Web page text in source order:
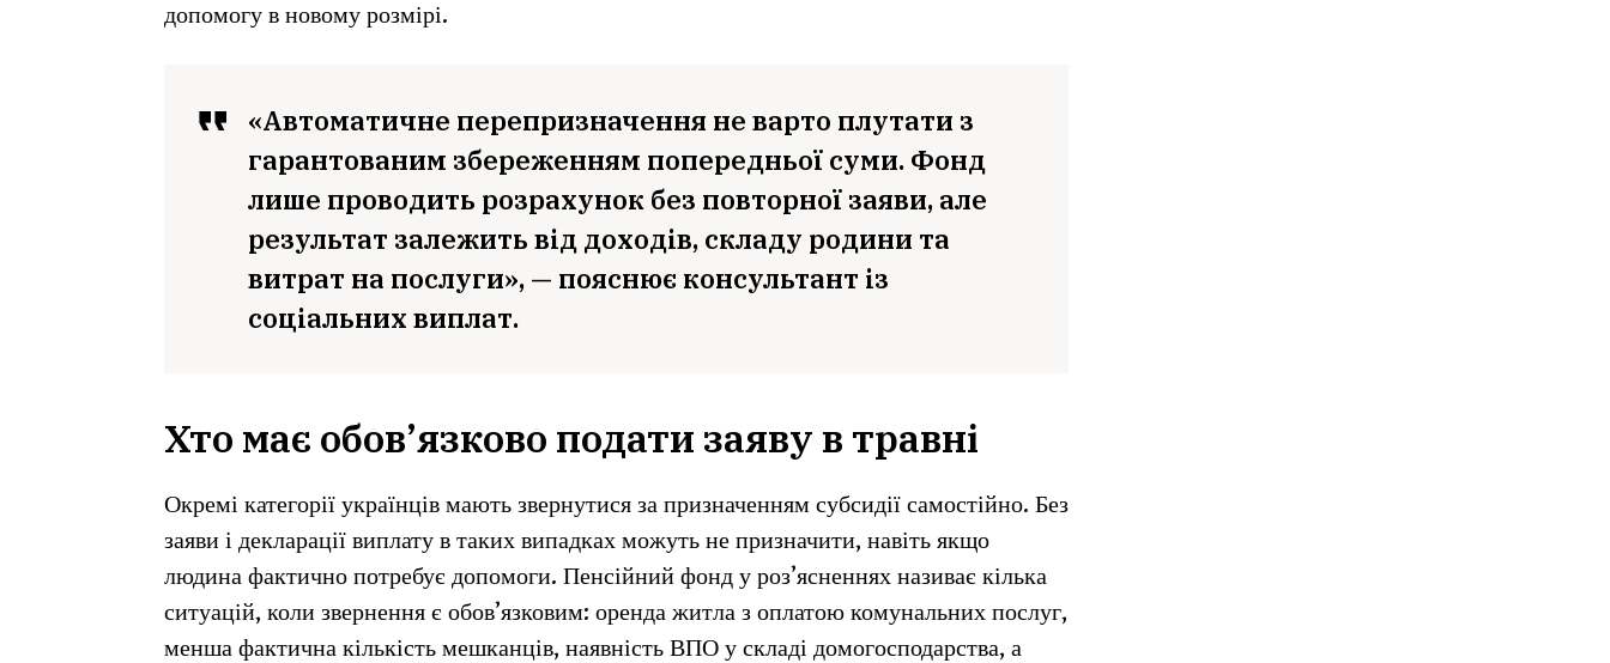
допомогу в новому розмірі.
«Автоматичне перепризначення не варто плутати з
гарантованим збереженням попередньої суми. Фонд
лише проводить розрахунок без повторної заяви, але
результат залежить від доходів, складу родини та
витрат на послуги», — пояснює консультант із
соціальних виплат.
Хто має обов’язково подати заяву в травні
Окремі категорії українців мають звернутися за призначенням субсидії самостійно. Без
заяви і декларації виплату в таких випадках можуть не призначити, навіть якщо
людина фактично потребує допомоги. Пенсійний фонд у роз’ясненнях називає кілька
ситуацій, коли звернення є обов’язковим: оренда житла з оплатою комунальних послуг,
менша фактична кількість мешканців, наявність ВПО у складі домогосподарства, а